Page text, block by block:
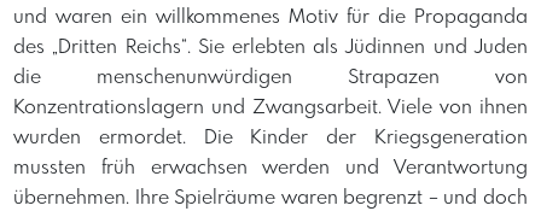
und waren ein willkommenes Motiv für die Propaganda
des „Dritten Reichs“. Sie erlebten als Jüdinnen und Juden
die menschenunwürdigen Strapazen von
Konzentrationslagern und Zwangsarbeit. Viele von ihnen
wurden ermordet. Die Kinder der Kriegsgeneration
mussten früh erwachsen werden und Verantwortung
übernehmen. Ihre Spielräume waren begrenzt – und doch